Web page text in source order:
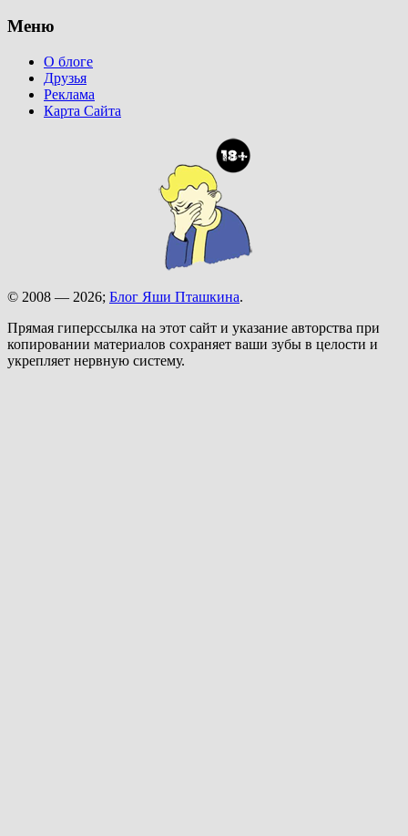
Меню
О блоге
Друзья
Реклама
Карта Сайта
© 2008 — 2026; Блог Яши Пташкина.
Прямая гиперссылка на этот сайт и указание авторства при
копировании материалов сохраняет ваши зубы в целости и
укрепляет нервную систему.